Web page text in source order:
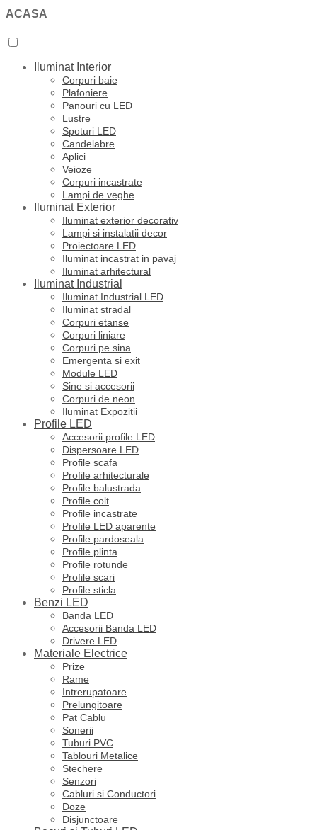
ACASA
Iluminat Interior
Corpuri baie
Plafoniere
Panouri cu LED
Lustre
Spoturi LED
Candelabre
Aplici
Veioze
Corpuri incastrate
Lampi de veghe
Iluminat Exterior
Iluminat exterior decorativ
Lampi si instalatii decor
Proiectoare LED
Iluminat incastrat in pavaj
Iluminat arhitectural
Iluminat Industrial
Iluminat Industrial LED
Iluminat stradal
Corpuri etanse
Corpuri liniare
Corpuri pe sina
Emergenta si exit
Module LED
Sine si accesorii
Corpuri de neon
Iluminat Expozitii
Profile LED
Accesorii profile LED
Dispersoare LED
Profile scafa
Profile arhitecturale
Profile balustrada
Profile colt
Profile incastrate
Profile LED aparente
Profile pardoseala
Profile plinta
Profile rotunde
Profile scari
Profile sticla
Benzi LED
Banda LED
Accesorii Banda LED
Drivere LED
Materiale Electrice
Prize
Rame
Intrerupatoare
Prelungitoare
Pat Cablu
Sonerii
Tuburi PVC
Tablouri Metalice
Stechere
Senzori
Cabluri si Conductori
Doze
Disjunctoare